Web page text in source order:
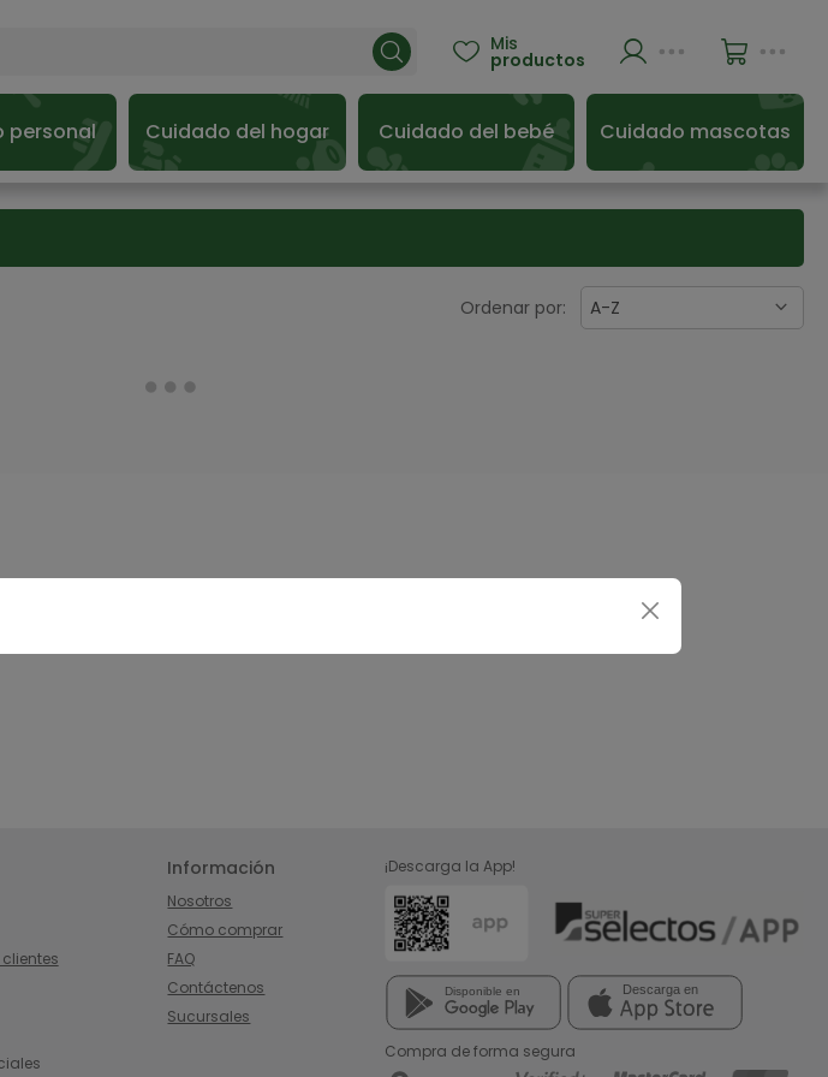
 Mis
productos
personal Cuidado del hogar Cuidado del bebé Cuidado mascotas
Ordenar por: A-Z
Información
Nosotros
Cómo comprar
FAQ
Contáctenos
Sucursales
¡Descarga la App!
Compra de forma segura